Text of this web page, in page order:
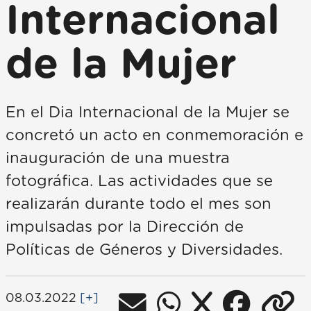
Internacional
de la Mujer
En el Dia Internacional de la Mujer se
concretó un acto en conmemoración e
inauguración de una muestra
fotográfica. Las actividades que se
realizarán durante todo el mes son
impulsadas por la Dirección de
Políticas de Géneros y Diversidades.
08.03.2022 [+]